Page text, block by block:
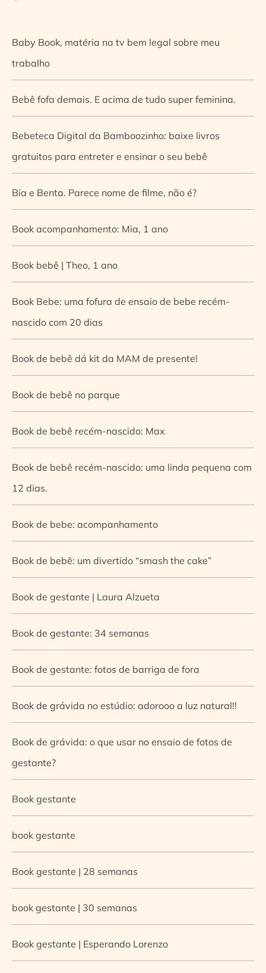
Baby Book, matéria na tv bem legal sobre meu
trabalho
Bebê fofa demais. E acima de tudo super feminina.
Bebeteca Digital da Bamboozinho: baixe livros
gratuitos para entreter e ensinar o seu bebê
Bia e Benta. Parece nome de filme, não é?
Book acompanhamento: Mia, 1 ano
Book bebê | Theo, 1 ano
Book Bebe: uma fofura de ensaio de bebe recém-
nascido com 20 dias
Book de bebê dá kit da MAM de presente!
Book de bebê no parque
Book de bebê recém-nascido: Max
Book de bebê recém-nascido: uma linda pequena com
12 dias.
Book de bebe: acompanhamento
Book de bebê: um divertido “smash the cake”
Book de gestante | Laura Alzueta
Book de gestante: 34 semanas
Book de gestante: fotos de barriga de fora
Book de grávida no estúdio: adorooo a luz natural!!
Book de grávida: o que usar no ensaio de fotos de
gestante?
Book gestante
book gestante
Book gestante | 28 semanas
book gestante | 30 semanas
Book gestante | Esperando Lorenzo